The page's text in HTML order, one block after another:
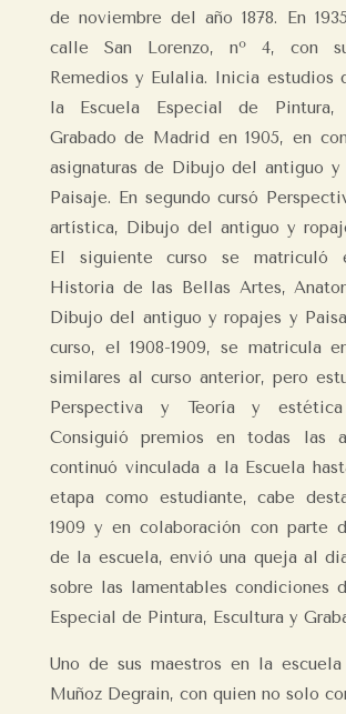
de noviembre del año 1878. En
calle San Lorenzo, nº 4, con
Remedios y Eulalia. Inicia estudios
la Escuela Especial de Pintura,
Grabado de Madrid en 1905, en
asignaturas de Dibujo del antiguo y
Paisaje. En segundo cursó
artística, Dibujo del antiguo y
El siguiente curso se matriculó
Historia de las Bellas Artes,
Dibujo del antiguo y ropajes y
curso, el 1908-1909, se matricula
similares al curso anterior, pero
Perspectiva y Teoría y
Consiguió premios en todas las
continuó vinculada a la Escuela
etapa como estudiante, cabe
1909 y en colaboración con parte
de la escuela, envió una queja al
sobre las lamentables condiciones
Especial de Pintura, Escultura y
Uno de sus maestros en la
Muñoz Degrain, con quien no solo